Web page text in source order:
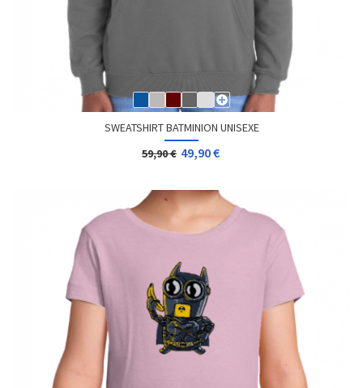
SWEATSHIRT BATMINION UNISEXE
59,90 € 49,90 €